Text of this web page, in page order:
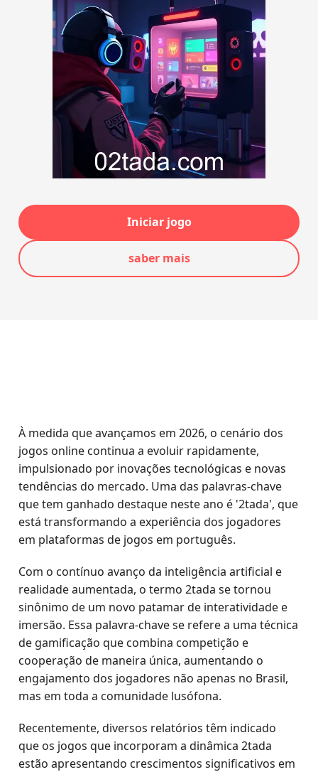
Iniciar jogo
saber mais
À medida que avançamos em 2026, o cenário dos
jogos online continua a evoluir rapidamente,
impulsionado por inovações tecnológicas e novas
tendências do mercado. Uma das palavras-chave
que tem ganhado destaque neste ano é '2tada', que
está transformando a experiência dos jogadores
em plataformas de jogos em português.
Com o contínuo avanço da inteligência artificial e
realidade aumentada, o termo 2tada se tornou
sinônimo de um novo patamar de interatividade e
imersão. Essa palavra-chave se refere a uma técnica
de gamificação que combina competição e
cooperação de maneira única, aumentando o
engajamento dos jogadores não apenas no Brasil,
mas em toda a comunidade lusófona.
Recentemente, diversos relatórios têm indicado
que os jogos que incorporam a dinâmica 2tada
estão apresentando crescimentos significativos em